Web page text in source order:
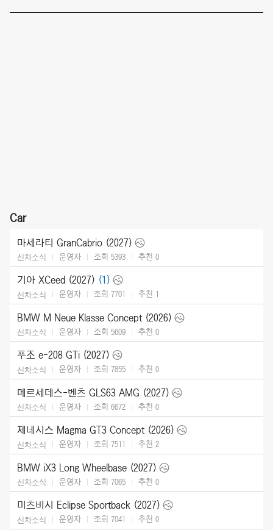
Car
마세라티 GranCabrio (2027)
신차소식 운영자 조회 5393 추천 0
기아 XCeed (2027) (1)
신차소식 운영자 조회 7701 추천 1
BMW M Neue Klasse Concept (2026)
신차소식 운영자 조회 5609 추천 0
푸조 e-208 GTi (2027)
신차소식 운영자 조회 7855 추천 0
메르세데스-벤츠 GLS63 AMG (2027)
신차소식 운영자 조회 6672 추천 0
제네시스 Magma GT3 Concept (2026)
신차소식 운영자 조회 7511 추천 2
BMW iX3 Long Wheelbase (2027)
신차소식 운영자 조회 7065 추천 0
미츠비시 Eclipse Sportback (2027)
신차소식 운영자 조회 7041 추천 0